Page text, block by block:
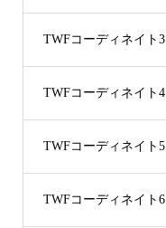
TWFコーディネイト3
TWFコーディネイト4
TWFコーディネイト5
TWFコーディネイト6